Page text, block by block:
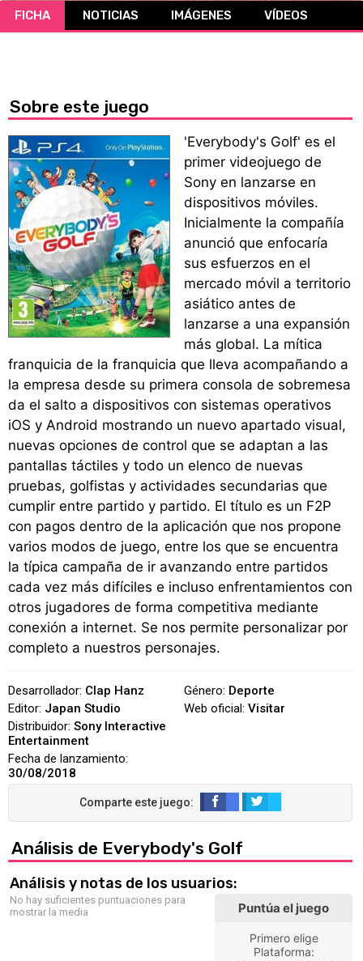
CÓMICS
FICHA NOTICIAS IMÁGENES VÍDEOS
Sobre este juego
'Everybody's Golf' es el
primer videojuego de
Sony en lanzarse en
dispositivos móviles.
Inicialmente la compañía
anunció que enfocaría
sus esfuerzos en el
mercado móvil a territorio
asiático antes de
lanzarse a una expansión
más global. La mítica
franquicia de la franquicia que lleva acompañando a
la empresa desde su primera consola de sobremesa
da el salto a dispositivos con sistemas operativos
iOS y Android mostrando un nuevo apartado visual,
nuevas opciones de control que se adaptan a las
pantallas táctiles y todo un elenco de nuevas
pruebas, golfistas y actividades secundarias que
cumplir entre partido y partido. El título es un F2P
con pagos dentro de la aplicación que nos propone
varios modos de juego, entre los que se encuentra
la típica campaña de ir avanzando entre partidos
cada vez más difíciles e incluso enfrentamientos con
otros jugadores de forma competitiva mediante
conexión a internet. Se nos permite personalizar por
completo a nuestros personajes.
Desarrollador: Clap Hanz
Editor: Japan Studio
Distribuidor: Sony Interactive
Entertainment
Fecha de lanzamiento:
30/08/2018
Género: Deporte
Web oficial: Visitar
Análisis de Everybody's Golf
Análisis y notas de los usuarios:
No hay suficientes puntuaciones para
mostrar la media
Puntúa el juego
Primero elige
Plataforma: